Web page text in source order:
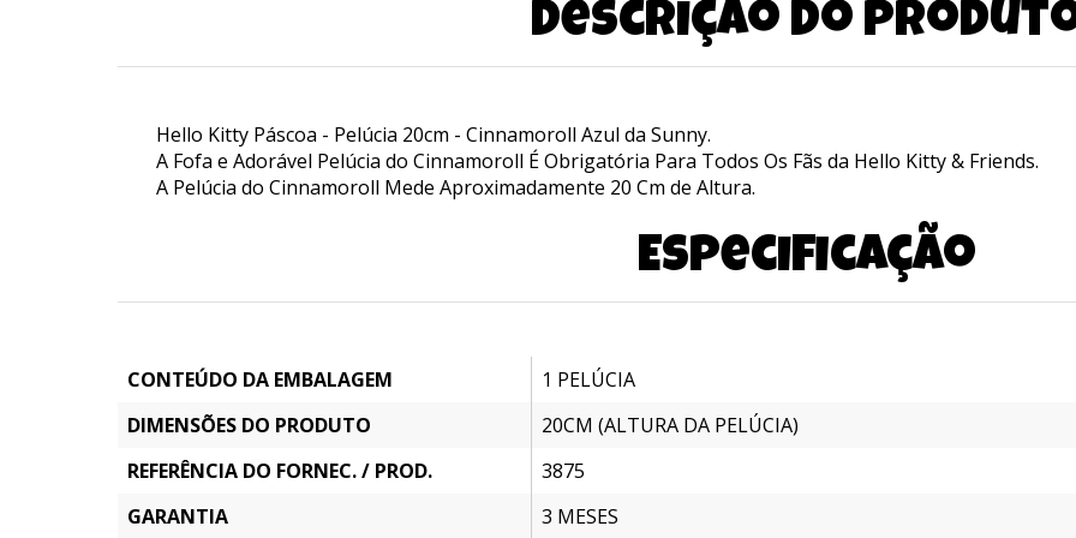
Descrição do
Hello Kitty Páscoa - Pelúcia 20cm - Cinnamoroll Azul da Sunny.
A Fofa e Adorável Pelúcia do Cinnamoroll É Obrigatória Para Todos Os Fãs da Hello Kitty & Friends.
A Pelúcia do Cinnamoroll Mede Aproximadamente 20 Cm de Altura.
Especificação
CONTEÚDO DA EMBALAGEM
1 PELÚCIA
DIMENSÕES DO PRODUTO
20CM (ALTURA DA PELÚCIA)
REFERÊNCIA DO FORNEC. / PROD.
3875
GARANTIA
3 MESES